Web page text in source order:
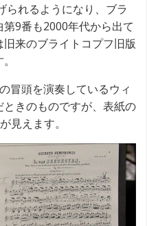
られるようになり、ブラ
9番も2000年代から出て
来のブライトコプフ旧版
冒頭を演奏しているウィ
きのものですが、表紙の
えます。